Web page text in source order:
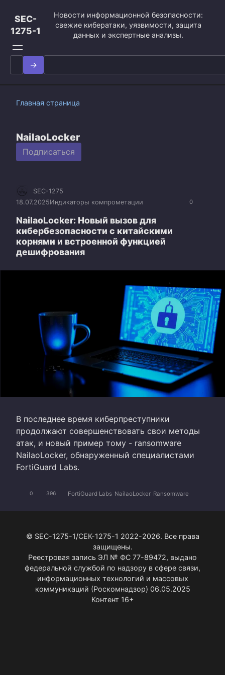
контенту
SEC-
1275-1
Новости информационной безопасности:
свежие кибератаки, уязвимости, защита
данных и экспертные анализы.
Search
for:
Главная страница
NailaoLocker
Подписаться
0
SEC-1275
18.07.2025Индикаторы компрометации
NailaoLocker: Новый вызов для
кибербезопасности с китайскими
корнями и встроенной функцией
дешифрования
В последнее время киберпреступники
продолжают совершенствовать свои методы
атак, и новый пример тому - ransomware
NailaoLocker, обнаруженный специалистами
FortiGuard Labs.
0 396 FortiGuard Labs NailaoLocker Ransomware
© SEC-1275-1/СЕК-1275-1 2022-2026. Все права
защищены.
Реестровая запись ЭЛ № ФС 77-89472, выдано
федеральной службой по надзору в сфере связи,
информационных технологий и массовых
коммуникаций (Роскомнадзор) 06.05.2025
Контент 16+